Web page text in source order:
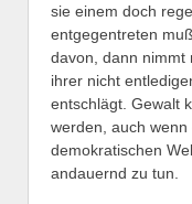
sie einem doch
entgegentreten
davon, dann nimmt
ihrer nicht
entschlägt. Gewalt
werden, auch wenn
demokratischen
andauernd zu tun.